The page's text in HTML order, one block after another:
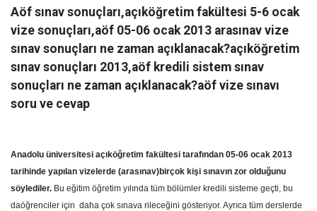
Aöf sınav sonuçları,açıköğretim fakültesi 5-6 ocak
vize sonuçları,aöf 05-06 ocak 2013 arasınav vize
sınav sonuçları ne zaman açıklanacak?açıköğretim
sınav sonuçları 2013,aöf kredili sistem sınav
sonuçları ne zaman açıklanacak?aöf vize sınavı
soru ve cevap
Anadolu üniversitesi açıköğretim fakültesi tarafından 05-06 ocak 2013
tarihinde yapılan vizelerde (arasınav)birçok kişi sınavın zor olduğunu
söylediler. Bu eğitim öğretim yılında tüm bölümler kredili sisteme geçti, bu
daöğrenciler için daha çok sınava rileceğini gösteriyor. Ayrıca tüm derslerde